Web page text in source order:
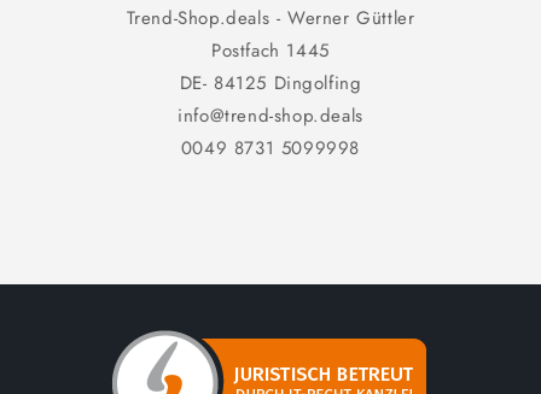
Trend-Shop.deals - Werner Güttler
Postfach 1445
DE- 84125 Dingolfing
info@trend-shop.deals
0049 8731 5099998